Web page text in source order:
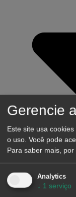
Gerencie
Este site usa
o uso. Você pode
Para saber mais,
Analytics
↓ 1 serviço